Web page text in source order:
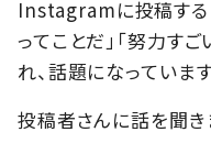
Instagramに投稿する
ってことだ」「努力す
れ、話題になっています
投稿者さんに話を聞き